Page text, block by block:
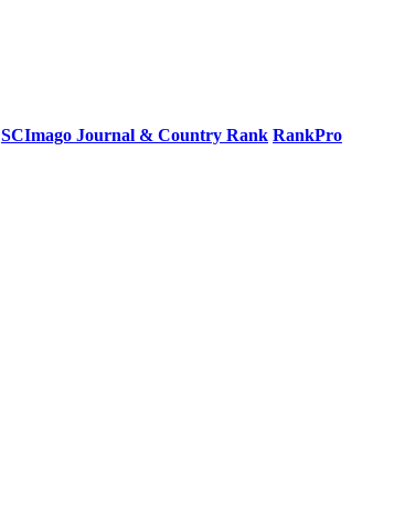
SCImago Journal & Country Rank RankPro